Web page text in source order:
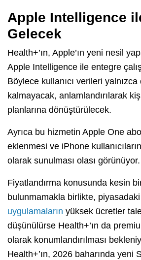
Apple Intelligence
Gelecek
Health+’ın, Apple’ın yeni nesil
Apple Intelligence ile entegre
Böylece kullanıcı verileri
kalmayacak, anlamlandırılarak
planlarına dönüştürülecek.
Ayrıca bu hizmetin Apple One
eklenmesi ve iPhone
olarak sunulması olası görünüyor.
Fiyatlandırma konusunda kesin
bulunmamakla birlikte,
uygulamaların yüksek ücretler
düşünülürse Health+’ın da
olarak konumlandırılması
Health+’ın, 2026 baharında yeni